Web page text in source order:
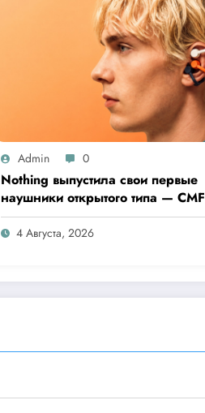
Admin 0
Nothing выпустила свои первые
наушники открытого типа — CMF
Clip Pro
4 Августа, 2026